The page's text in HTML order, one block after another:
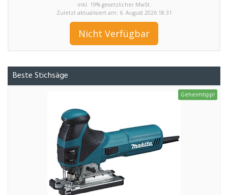
inkl. 19% gesetzlicher MwSt.
Zuletzt aktualisiert am: 6. August 2026 18:31
Nicht Verfügbar
Beste Stichsäge
Geheimtipp!